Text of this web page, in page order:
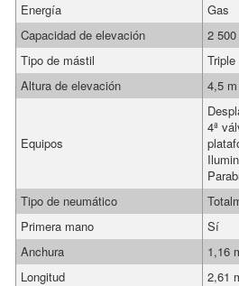
Energía
Gas
Capacidad de elevación
2
Tipo de mástil
Triple
Altura de elevación
4,5 m
Equipos
4ª
Tipo de neumático
Primera mano
Sí
Anchura
1,16
Longitud
2,61